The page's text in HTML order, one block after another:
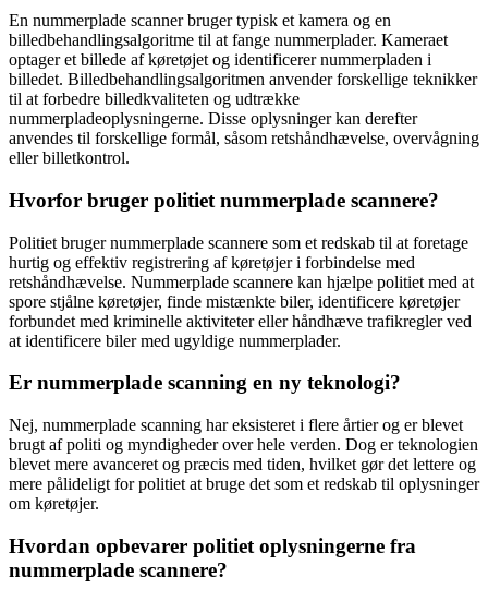
En nummerplade scanner bruger typisk et kamera og en
billedbehandlingsalgoritme til at fange nummerplader. Kameraet
optager et billede af køretøjet og identificerer nummerpladen i
billedet. Billedbehandlingsalgoritmen anvender forskellige teknikker
til at forbedre billedkvaliteten og udtrække
nummerpladeoplysningerne. Disse oplysninger kan derefter
anvendes til forskellige formål, såsom retshåndhævelse, overvågning
eller billetkontrol.
Hvorfor bruger politiet nummerplade scannere?
Politiet bruger nummerplade scannere som et redskab til at foretage
hurtig og effektiv registrering af køretøjer i forbindelse med
retshåndhævelse. Nummerplade scannere kan hjælpe politiet med at
spore stjålne køretøjer, finde mistænkte biler, identificere køretøjer
forbundet med kriminelle aktiviteter eller håndhæve trafikregler ved
at identificere biler med ugyldige nummerplader.
Er nummerplade scanning en ny teknologi?
Nej, nummerplade scanning har eksisteret i flere årtier og er blevet
brugt af politi og myndigheder over hele verden. Dog er teknologien
blevet mere avanceret og præcis med tiden, hvilket gør det lettere og
mere pålideligt for politiet at bruge det som et redskab til oplysninger
om køretøjer.
Hvordan opbevarer politiet oplysningerne fra
nummerplade scannere?